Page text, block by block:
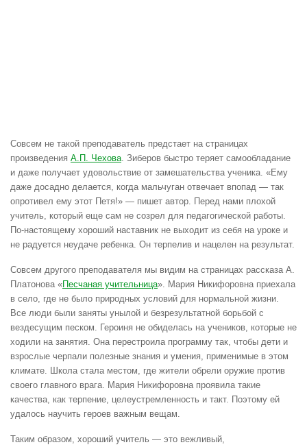
Совсем не такой преподаватель предстает на страницах
произведения А.П. Чехова. Зиберов быстро теряет самообладание
и даже получает удовольствие от замешательства ученика. «Ему
даже досадно делается, когда мальчуган отвечает впопад — так
опротивел ему этот Петя!» — пишет автор. Перед нами плохой
учитель, который еще сам не созрел для педагогической работы.
По-настоящему хороший наставник не выходит из себя на уроке и
не радуется неудаче ребенка. Он терпелив и нацелен на результат.
Совсем другого преподавателя мы видим на страницах рассказа А.
Платонова «Песчаная учительница». Мария Никифоровна приехала
в село, где не было природных условий для нормальной жизни.
Все люди были заняты унылой и безрезультатной борьбой с
вездесущим песком. Героиня не обиделась на учеников, которые не
ходили на занятия. Она перестроила программу так, чтобы дети и
взрослые черпали полезные знания и умения, применимые в этом
климате. Школа стала местом, где жители обрели оружие против
своего главного врага. Мария Никифоровна проявила такие
качества, как терпение, целеустремленность и такт. Поэтому ей
удалось научить героев важным вещам.
Таким образом, хороший учитель — это вежливый,